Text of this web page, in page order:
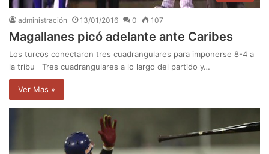
administración 13/01/2016 0 107
Magallanes picó adelante ante Caribes
Los turcos conectaron tres cuadrangulares para imponerse 8-4 a
la tribu Tres cuadrangulares a lo largo del partido y…
Ver Mas »